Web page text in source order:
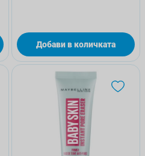
Добави в количката